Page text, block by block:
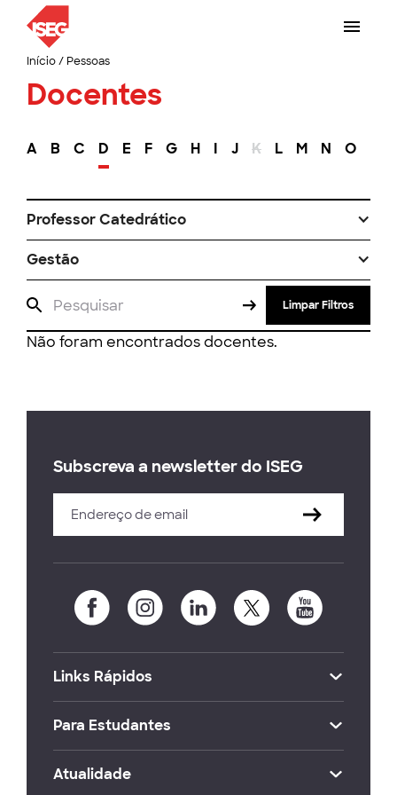
Início/ Pessoas
Docentes
A B C D E F G H I J K L M N O
Professor Catedrático
Gestão
Limpar Filtros
Não foram encontrados docentes.
Subscreva a newsletter do ISEG
Links Rápidos
Para Estudantes
Atualidade